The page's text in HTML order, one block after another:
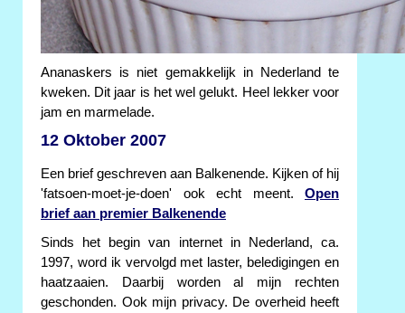
Ananaskers is niet gemakkelijk in Nederland te
kweken. Dit jaar is het wel gelukt. Heel lekker voor
jam en marmelade.
12 Oktober 2007
Een brief geschreven aan Balkenende. Kijken of hij
'fatsoen-moet-je-doen' ook echt meent. Open
brief aan premier Balkenende
Sinds het begin van internet in Nederland, ca.
1997, word ik vervolgd met laster, beledigingen en
haatzaaien. Daarbij worden al mijn rechten
geschonden. Ook mijn privacy. De overheid heeft